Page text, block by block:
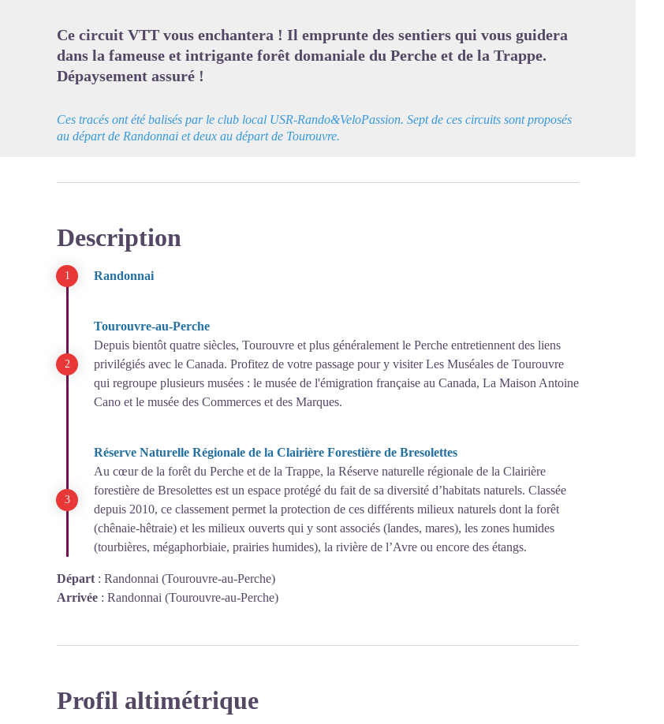
Ce circuit VTT vous enchantera ! Il emprunte des sentiers qui vous guidera
dans la fameuse et intrigante forêt domaniale du Perche et de la Trappe.
Dépaysement assuré !
Ces tracés ont été balisés par le club local USR-Rando&VeloPassion. Sept de ces circuits sont proposés
au départ de Randonnai et deux au départ de Tourouvre.
Description
Randonnai
Tourouvre-au-Perche
Depuis bientôt quatre siècles, Tourouvre et plus généralement le Perche entretiennent des liens
privilégiés avec le Canada. Profitez de votre passage pour y visiter Les Muséales de Tourouvre
qui regroupe plusieurs musées : le musée de l'émigration française au Canada, La Maison Antoine
Cano et le musée des Commerces et des Marques.
Réserve Naturelle Régionale de la Clairière Forestière de Bresolettes
Au cœur de la forêt du Perche et de la Trappe, la Réserve naturelle régionale de la Clairière
forestière de Bresolettes est un espace protégé du fait de sa diversité d’habitats naturels. Classée
depuis 2010, ce classement permet la protection de ces différents milieux naturels dont la forêt
(chênaie-hêtraie) et les milieux ouverts qui y sont associés (landes, mares), les zones humides
(tourbières, mégaphorbiaie, prairies humides), la rivière de l’Avre ou encore des étangs.
Départ : Randonnai (Tourouvre-au-Perche)
Arrivée : Randonnai (Tourouvre-au-Perche)
Profil altimétrique